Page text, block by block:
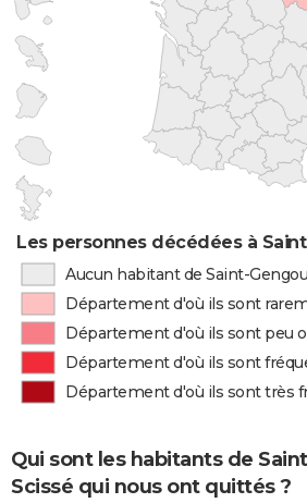
Les personnes décédées à
Aucun habitant de Saint-
Département d'où ils sont
Département d'où ils sont peu
Département d'où ils sont
Département d'où ils sont très
Qui sont les habitants de
Scissé qui nous ont quittés ?